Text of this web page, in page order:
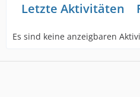
Letzte Aktivitäten
Es sind keine anzeigbaren